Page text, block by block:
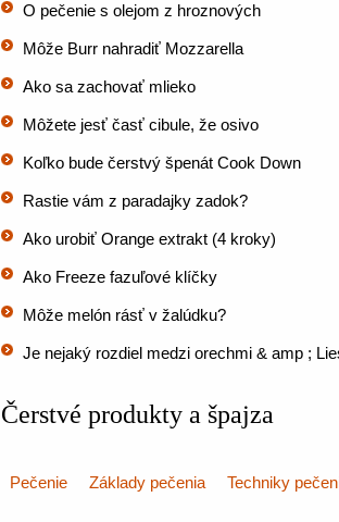
O pečenie s olejom z hroznových
Môže Burr nahradiť Mozzarella
Ako sa zachovať mlieko
Môžete jesť časť cibule, že osivo
Koľko bude čerstvý špenát Cook Down
Rastie vám z paradajky zadok?
Ako urobiť Orange extrakt (4 kroky)
Ako Freeze fazuľové klíčky
Môže melón rásť v žalúdku?
Je nejaký rozdiel medzi orechmi & amp ;
Čerstvé produkty a špajza
Pečenie Základy pečenia Techniky